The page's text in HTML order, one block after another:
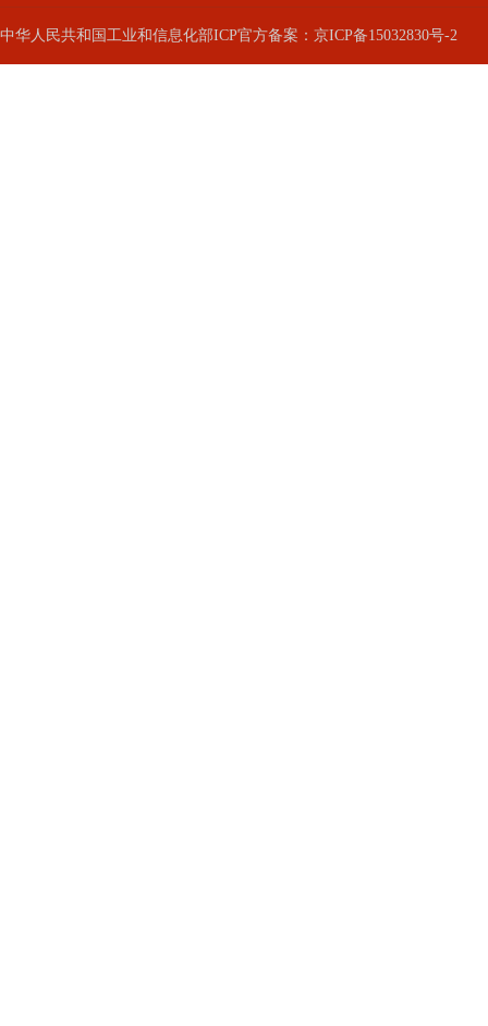
中华人民共和国工业和信息化部ICP官方备案：京ICP备15032830号-2